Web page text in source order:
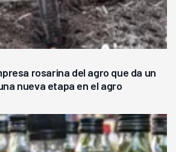
rosarina del agro que da un
nueva etapa en el agro